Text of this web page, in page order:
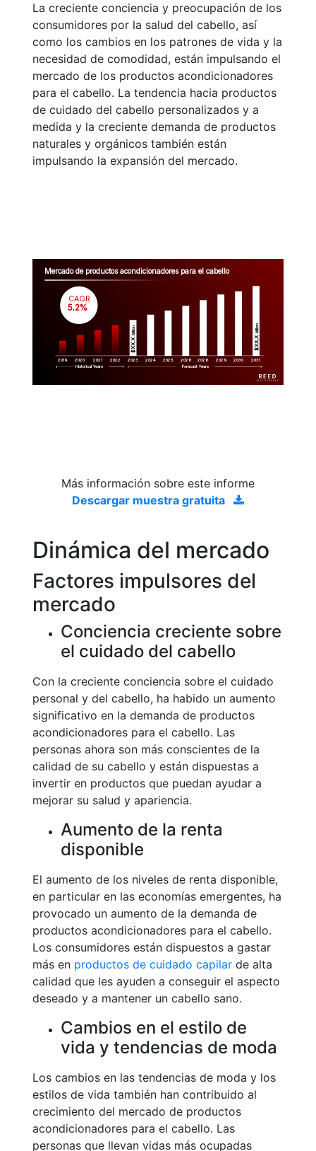
La creciente conciencia y preocupación de los
consumidores por la salud del cabello, así
como los cambios en los patrones de vida y la
necesidad de comodidad, están impulsando el
mercado de los productos acondicionadores
para el cabello. La tendencia hacia productos
de cuidado del cabello personalizados y a
medida y la creciente demanda de productos
naturales y orgánicos también están
impulsando la expansión del mercado.
Mercado de productos acondicionadores para el cabello
2019 2020 2021 2022 2023 2024 2025 2026 2028 2029 2030 2031
$XX.X
Million
$XX.X
Million
CAGR
5.2%
Historical Years Forecast Years
Más información sobre este informe
Descargar muestra gratuita
Dinámica del mercado
Factores impulsores del
mercado
Conciencia creciente sobre
el cuidado del cabello
Con la creciente conciencia sobre el cuidado
personal y del cabello, ha habido un aumento
significativo en la demanda de productos
acondicionadores para el cabello. Las
personas ahora son más conscientes de la
calidad de su cabello y están dispuestas a
invertir en productos que puedan ayudar a
mejorar su salud y apariencia.
Aumento de la renta
disponible
El aumento de los niveles de renta disponible,
en particular en las economías emergentes, ha
provocado un aumento de la demanda de
productos acondicionadores para el cabello.
Los consumidores están dispuestos a gastar
más en productos de cuidado capilar de alta
calidad que les ayuden a conseguir el aspecto
deseado y a mantener un cabello sano.
Cambios en el estilo de
vida y tendencias de moda
Los cambios en las tendencias de moda y los
estilos de vida también han contribuido al
crecimiento del mercado de productos
acondicionadores para el cabello. Las
personas que llevan vidas más ocupadas